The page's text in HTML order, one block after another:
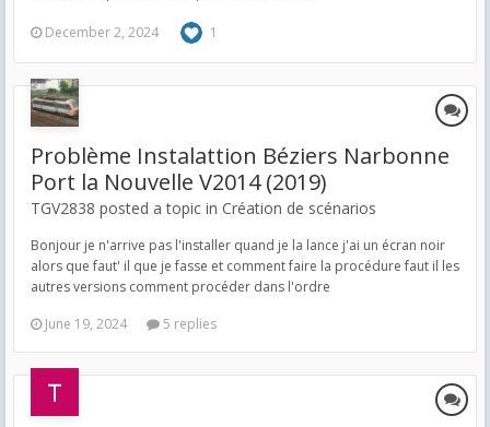
December 2, 2024 1
Problème Instalattion Béziers Narbonne
Port la Nouvelle V2014 (2019)
TGV2838 posted a topic in Création de scénarios
Bonjour je n'arrive pas l'installer quand je la lance j'ai un écran noir
alors que faut' il que je fasse et comment faire la procédure faut il les
autres versions comment procéder dans l'ordre
June 19, 2024
5 replies